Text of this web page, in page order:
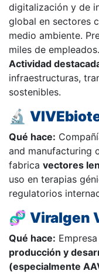
digitalización y de
global en sectores
medio ambiente.
miles de empleados.
Actividad
infraestructuras,
sostenibles.
🔬
Qué hace:
and manufacturing
fabrica vectores
uso en terapias
regulatorios
🧬 Viralgen
Qué hace:
producción y
(especialmente